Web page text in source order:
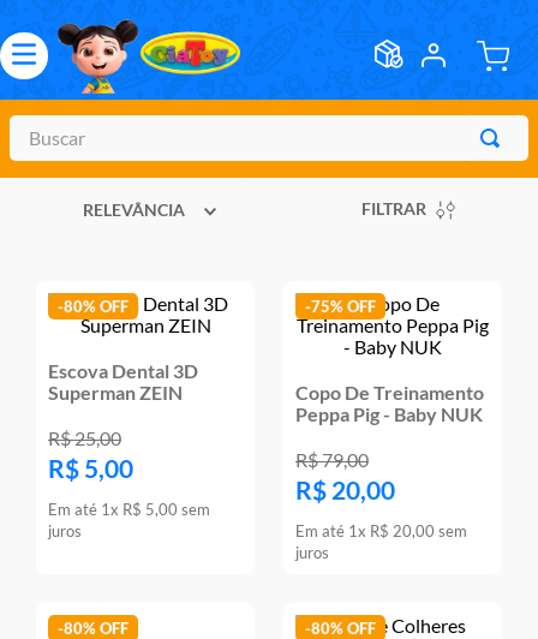
Buscar
RELEVÂNCIA FILTRAR
-80%
Escova Dental 3D
Superman ZEIN
R$25,00
R$ 5,00
Em até 1x R$ 5,00 sem
juros
-75%
Copo De Treinamento
Peppa Pig - Baby NUK
R$79,00
R$ 20,00
Em até 1x R$ 20,00 sem
juros
-80% -80%
TERMOS MAIS BUSCADOS
meninos
master of the universe
5º
bebes
6º
hot wheels
7º
boneca
8º
pokemon